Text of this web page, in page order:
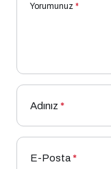
Yorumunuz *
Adınız *
E-Posta*